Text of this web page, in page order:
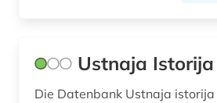
Ustnaja Istorija
Die Datenbank Ustnaja istorija